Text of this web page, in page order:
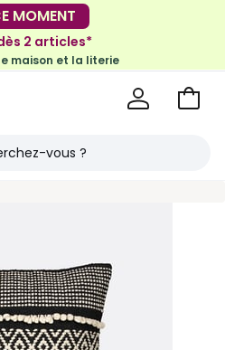
les 100€*
& la déco
MOMENT
2 articles*
maison et la literie
Voir